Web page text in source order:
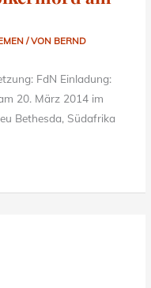
/ VON BERND
FdN Einladung:
20. März 2014 im
Bethesda, Südafrika